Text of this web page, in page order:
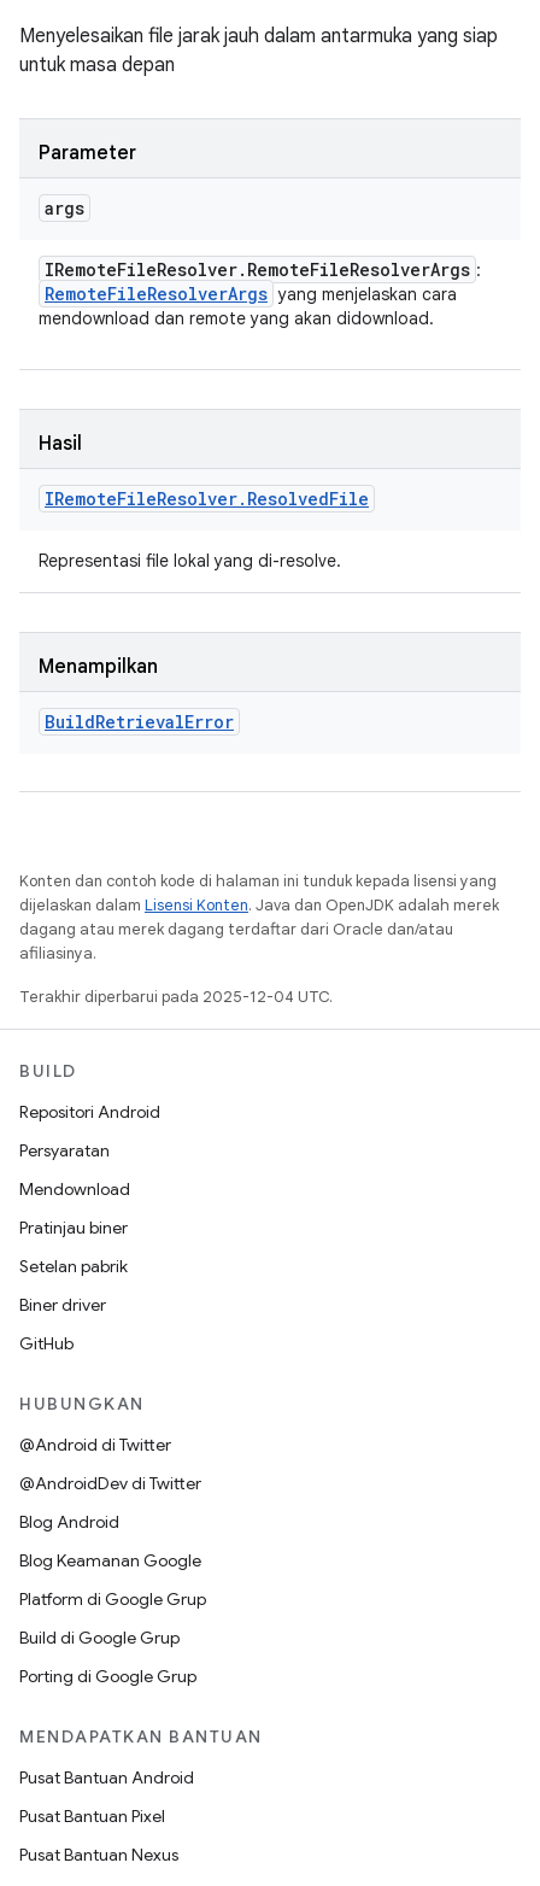
Menyelesaikan file jarak jauh dalam antarmuka yang siap
untuk masa depan
Parameter
args
IRemoteFileResolver. RemoteFileResolverArgs :
RemoteFileResolverArgs yang menjelaskan cara
mendownload dan remote yang akan didownload.
Hasil
IRemoteFileResolver. ResolvedFile
Representasi file lokal yang di-resolve.
Menampilkan
BuildRetrievalError
Konten dan contoh kode di halaman ini tunduk kepada lisensi yang
dijelaskan dalam Lisensi Konten. Java dan OpenJDK adalah merek
dagang atau merek dagang terdaftar dari Oracle dan/atau
afiliasinya.
Terakhir diperbarui pada 2025-12-04 UTC.
BUILD
Repositori Android
Persyaratan
Mendownload
Pratinjau biner
Setelan pabrik
Biner driver
GitHub
HUBUNGKAN
@Android di Twitter
@AndroidDev di Twitter
Blog Android
Blog Keamanan Google
Platform di Google Grup
Build di Google Grup
Porting di Google Grup
MENDAPATKAN BANTUAN
Pusat Bantuan Android
Pusat Bantuan Pixel
Pusat Bantuan Nexus